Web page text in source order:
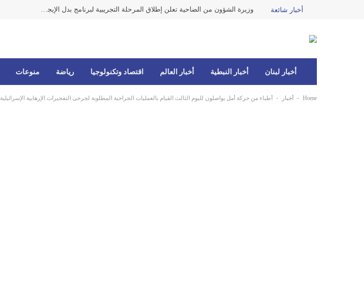
أخبار شائعة وزيرة الشؤون من الضاحية تعلن إطلاق المرحلة التجريبية لبرنامج بدل الإيجار النقدي للمتضررين من الحرب
أخبار لبنان أخبار النبطية أخبار العالم اقتصاد وتكنولوجيا رياضة منوعات
Home
- أخبار - أطباء من حركة أمل يواصلون لليوم الثالث القيام بالعمليات الجراحية المطلوبة لجرحى التفجيرات الإرهابية الإسرائيلية